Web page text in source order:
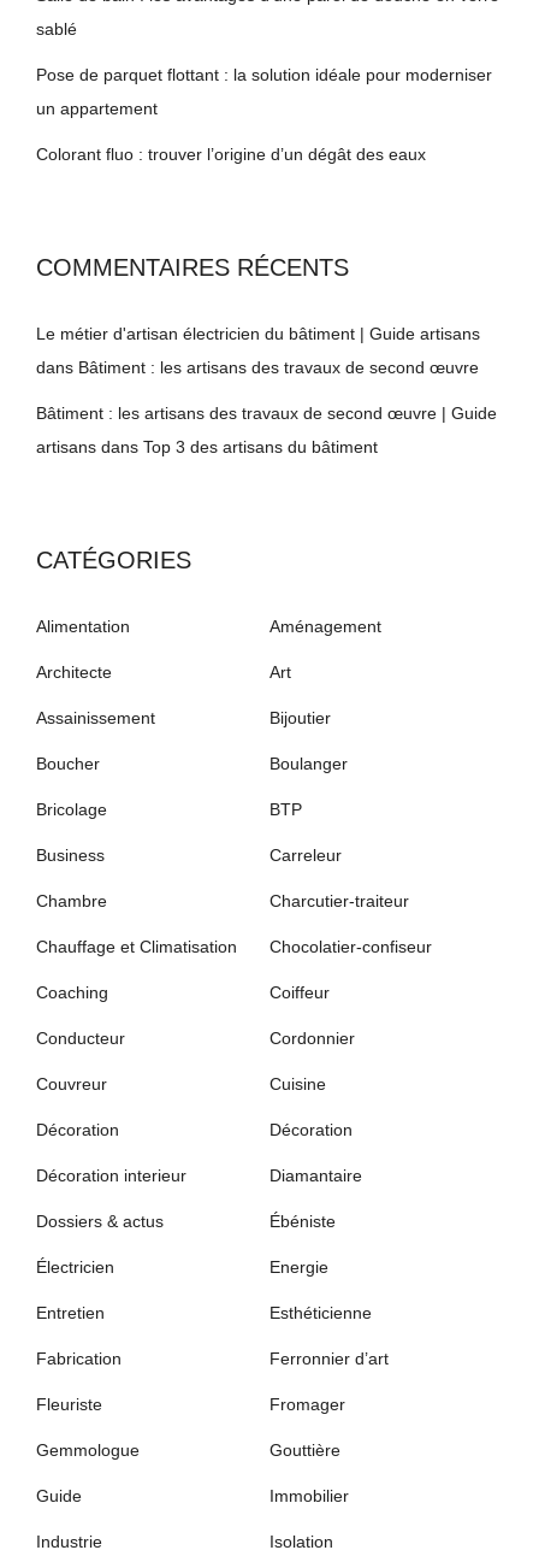
sablé
Pose de parquet flottant : la solution idéale pour moderniser
un appartement
Colorant fluo : trouver l’origine d’un dégât des eaux
COMMENTAIRES RÉCENTS
Le métier d'artisan électricien du bâtiment | Guide artisans
dans Bâtiment : les artisans des travaux de second œuvre
Bâtiment : les artisans des travaux de second œuvre | Guide
artisans dans Top 3 des artisans du bâtiment
CATÉGORIES
Alimentation Aménagement
Architecte Art
Assainissement Bijoutier
Boucher Boulanger
Bricolage BTP
Business Carreleur
Chambre Charcutier-traiteur
Chauffage et Climatisation Chocolatier-confiseur
Coaching Coiffeur
Conducteur Cordonnier
Couvreur Cuisine
Décoration Décoration
Décoration interieur Diamantaire
Dossiers & actus Ébéniste
Électricien Energie
Entretien Esthéticienne
Fabrication Ferronnier d’art
Fleuriste Fromager
Gemmologue Gouttière
Guide Immobilier
Industrie Isolation